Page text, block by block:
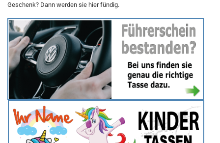
Geschenk? Dann werden sie hier fündig.